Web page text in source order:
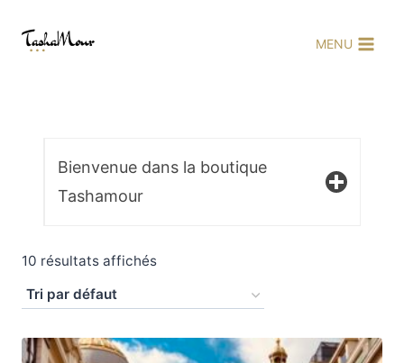
MENU
Bienvenue dans la boutique
Tashamour
10 résultats affichés